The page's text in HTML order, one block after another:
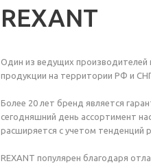
REXANT
Один из ведущих производителей
продукции на территории РФ и
Более 20 лет бренд является
сегодняшний день ассортимент
расширяется с учетом тенденций
REXANT популярен благодаря